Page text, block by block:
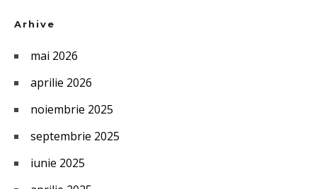
Arhive
mai 2026
aprilie 2026
noiembrie 2025
septembrie 2025
iunie 2025